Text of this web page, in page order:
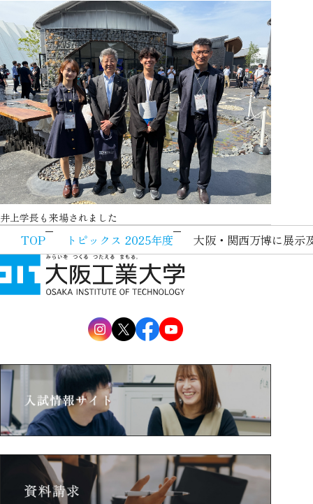
井上学長も来場されました
TOP トピックス 2025年度 大阪・関西万博に展示